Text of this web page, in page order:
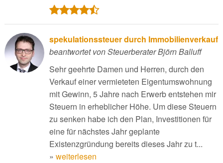
spekulationssteuer durch Immobilienverkauf
beantwortet von Steuerberater Björn Balluff
Sehr geehrte Damen und Herren, durch den
Verkauf einer vermieteten Eigentumswohnung
mit Gewinn, 5 Jahre nach Erwerb entstehen mir
Steuern in erheblicher Höhe. Um diese Steuern
zu senken habe ich den Plan, Investitionen für
eine für nächstes Jahr geplante
Existenzgründung bereits dieses Jahr zu t...
» weiterlesen